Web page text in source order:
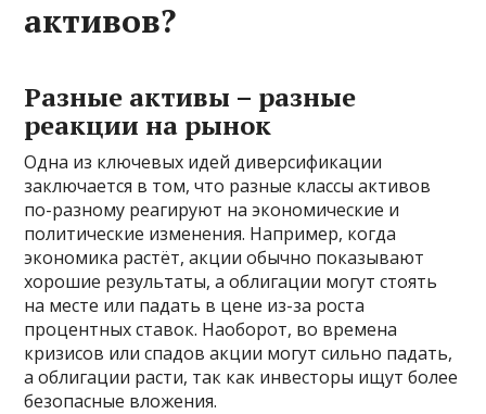
активов?
Разные активы – разные
реакции на рынок
Одна из ключевых идей диверсификации
заключается в том, что разные классы активов
по-разному реагируют на экономические и
политические изменения. Например, когда
экономика растёт, акции обычно показывают
хорошие результаты, а облигации могут стоять
на месте или падать в цене из-за роста
процентных ставок. Наоборот, во времена
кризисов или спадов акции могут сильно падать,
а облигации расти, так как инвесторы ищут более
безопасные вложения.